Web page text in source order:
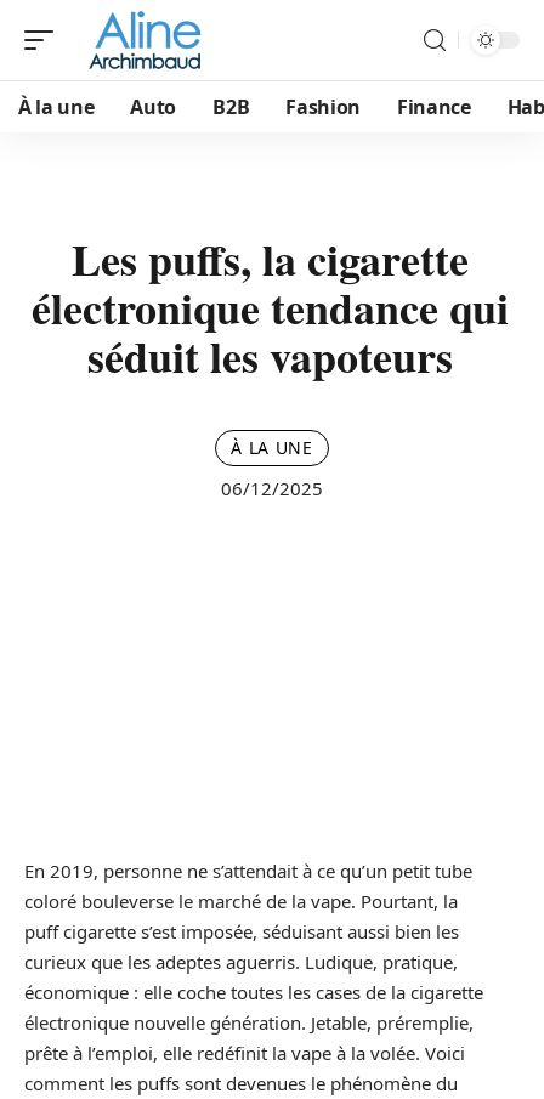
À la une Auto B2B Fashion Finance
Les puffs, la cigarette
électronique tendance qui
séduit les vapoteurs
À LA UNE
06/12/2025
En 2019, personne ne s’attendait à ce qu’un petit tube
coloré bouleverse le marché de la vape. Pourtant, la
puff cigarette s’est imposée, séduisant aussi bien les
curieux que les adeptes aguerris. Ludique, pratique,
économique : elle coche toutes les cases de la cigarette
électronique nouvelle génération. Jetable, préremplie,
prête à l’emploi, elle redéfinit la vape à la volée. Voici
comment les puffs sont devenues le phénomène du